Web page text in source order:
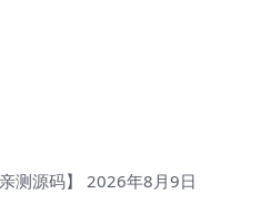
测源码】
2026年8月9日